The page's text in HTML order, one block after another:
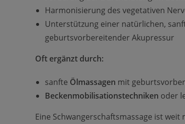
Harmonisierung des vegetativen
Unterstützung einer natürlichen,
geburtsvorbereitender Akupressur
Oft ergänzt durch:
sanfte Ölmassagen mit
Beckenmobilisationstechniken oder
Eine Schwangerschaftsmassage ist